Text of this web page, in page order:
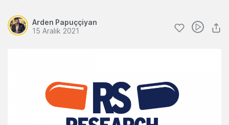
Arden Papuççiyan
15 Aralık 2021